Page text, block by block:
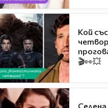
Кой
🎬👀💥